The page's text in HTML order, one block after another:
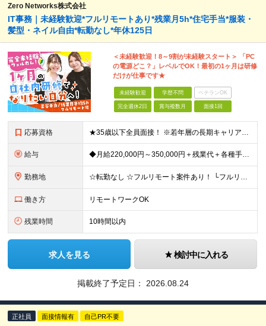
Zero Networks株式会社
IT事務｜未経験歓迎*フルリモートあり*残業月5h*住宅手当*服装・
髪型・ネイル自由*転勤なし*年休125日
＜未経験歓迎！8～9割が未経験スタート＞ 「PC
の電源どこ？」レベルでOK！最初の1ヶ月は研修
だけが仕事です★
未経験歓迎 学歴不問 ベテランOK
完全週休2日 賞与複数月 面接1回
応募資格 ★35歳以下全員面接！ ※若年層の長期キャリア形成を図るため ＼ 職種・業種未経験、第二新卒、社会人未経験いずれも歓迎！ ／ ★学歴不問 ★IT業界に興味がある方 ★ネイティブレベルの日本語を話せる
給与 ◆月給220,000円～350,000円＋残業代＋各種手当＋賞与年2回 （試用期間中：月給200,000円～） ※経験・スキルを考慮して優遇いたします ※残業代は100％支給します ┃試用期間あり
勤務地 ☆転勤なし ☆フルリモート案件あり！ └フルリモート：50％ └リモート併用：14％ 東京都内および近郊（神奈川県・埼玉県・千葉県）のプロジェクト先、もしくは自社内にて勤務いただきます ＜本社＞
働き方 リモートワークOK
残業時間 10時間以内
求人を見る 検討中に入れる
掲載終了予定日： 2026.08.24
正社員 面接情報有 自己PR不要